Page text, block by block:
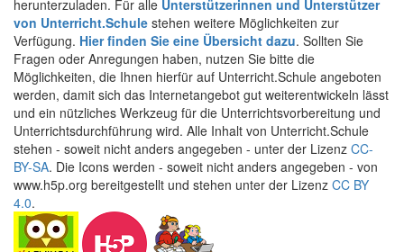
herunterzuladen. Für alle Unterstützerinnen und Unterstützer
von Unterricht.Schule stehen weitere Möglichkeiten zur
Verfügung. Hier finden Sie eine Übersicht dazu. Sollten Sie
Fragen oder Anregungen haben, nutzen Sie bitte die
Möglichkeiten, die Ihnen hierfür auf Unterricht.Schule angeboten
werden, damit sich das Internetangebot gut weiterentwickeln lässt
und ein nützliches Werkzeug für die Unterrichtsvorbereitung und
Unterrichtsdurchführung wird. Alle Inhalt von Unterricht.Schule
stehen - soweit nicht anders angegeben - unter der Lizenz CC-
BY-SA. Die Icons werden - soweit nicht anders angegeben - von
www.h5p.org bereitgestellt und stehen unter der Lizenz CC BY
4.0.